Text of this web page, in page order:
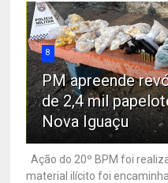
8
PM apreende
de 2,4 mil
Nova Iguaçu
Ação do 20º BPM foi
material ilícito foi